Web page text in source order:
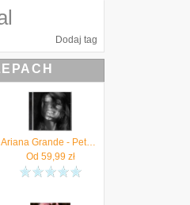
Dodaj tag
Ariana Grande - Petal (CD)
Od 59,99 zł